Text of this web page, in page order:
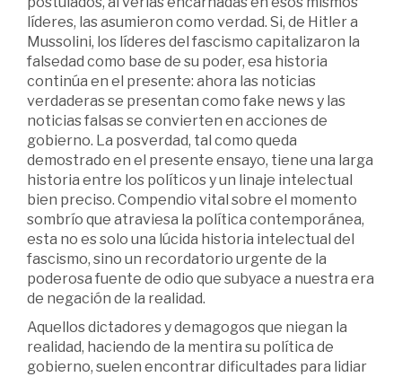
líderes, las asumieron como verdad. Si, de Hitler a
Mussolini, los líderes del fascismo capitalizaron la
falsedad como base de su poder, esa historia
continúa en el presente: ahora las noticias
verdaderas se presentan como fake news y las
noticias falsas se convierten en acciones de
gobierno. La posverdad, tal como queda
demostrado en el presente ensayo, tiene una larga
historia entre los políticos y un linaje intelectual
bien preciso. Compendio vital sobre el momento
sombrío que atraviesa la política contemporánea,
esta no es solo una lúcida historia intelectual del
fascismo, sino un recordatorio urgente de la
poderosa fuente de odio que subyace a nuestra era
de negación de la realidad.
Aquellos dictadores y demagogos que niegan la
realidad, haciendo de la mentira su política de
gobierno, suelen encontrar dificultades para lidiar